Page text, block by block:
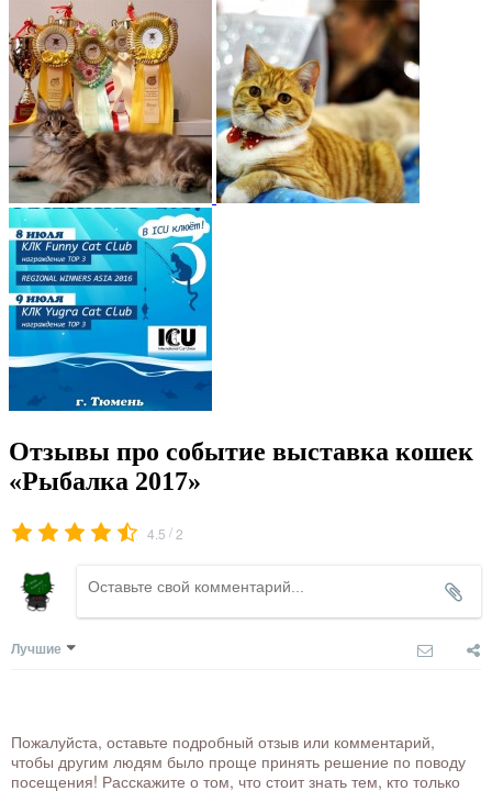
Отзывы про событие выставка кошек
«Рыбалка 2017»
4.5 /2
Лучшие
Пожалуйста, оставьте подробный отзыв или комментарий,
чтобы другим людям было проще принять решение по поводу
посещения! Расскажите о том, что стоит знать тем, кто только